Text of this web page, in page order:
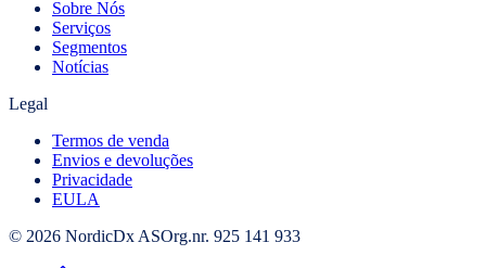
Sobre Nós
Serviços
Segmentos
Notícias
Legal
Termos de venda
Envios e devoluções
Privacidade
EULA
© 2026 NordicDx ASOrg.nr. 925 141 933